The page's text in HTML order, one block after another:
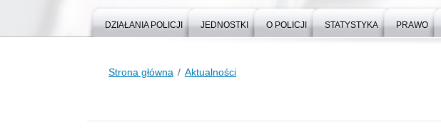
DZIAŁANIA POLICJI JEDNOSTKI O POLICJI STATYSTYKA PRAWO
Strona główna Aktualności